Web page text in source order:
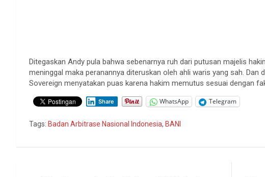
Ditegaskan Andy pula bahwa sebenarnya ruh dari putusan majelis
meninggal maka peranannya diteruskan oleh ahli waris yang sah.
Sovereign menyatakan puas karena hakim memutus sesuai dengan
Share WhatsApp Telegram
Tags: Badan Arbitrase Nasional Indonesia, BANI